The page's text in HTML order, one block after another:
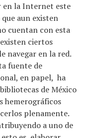
en la Internet este
aun existen
cuentan con esta
ciertos
navegar en la red.
fuente de
en papel, ha
de México
hemerográficos
plenamente.
a uno de